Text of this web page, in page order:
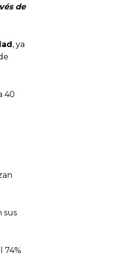
de
, ya
40
sus
74%